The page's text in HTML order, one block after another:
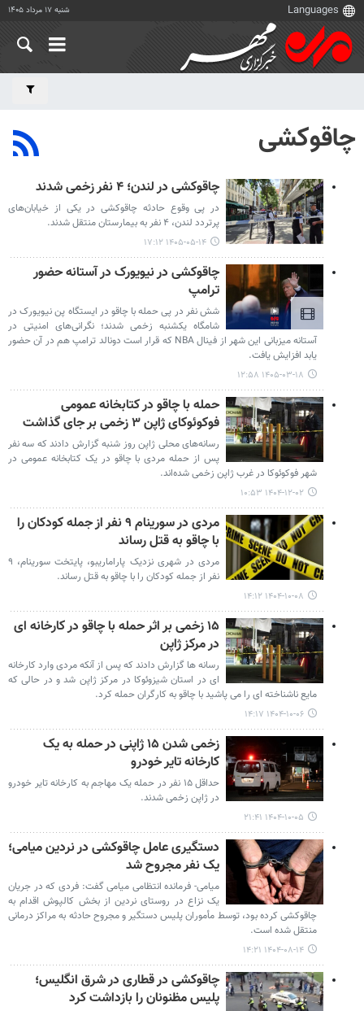
شنبه ۱۷ مرداد ۱۴۰۵
چاقوکشی
چاقوکشی در لندن؛ ۴ نفر زخمی شدند
در پی وقوع حادثه چاقوکشی در یکی از خیابان‌های
پرتردد لندن، ۴ نفر به بیمارستان منتقل شدند.
۱۴۰۵-۰۵-۱۴ ۱۷:۱۲
چاقوکشی در نیویورک در آستانه حضور
ترامپ
شش نفر در پی حمله با چاقو در ایستگاه پن نیویورک در
شامگاه یکشنبه زخمی شدند؛ نگرانی‌های امنیتی در
آستانه میزبانی این شهر از فینال NBA که قرار است دونالد ترامپ هم در آن حضور
یابد افزایش یافت.
۱۴۰۵-۰۳-۱۸ ۱۲:۵۸
حمله با چاقو در کتابخانه عمومی
فوکوئوکای ژاپن ۳ زخمی بر جای گذاشت
رسانه‌های محلی ژاپن روز شنبه گزارش دادند که سه نفر
پس از حمله مردی با چاقو در یک کتابخانه عمومی در
شهر فوکوئوکا در غرب ژاپن زخمی شده‌اند.
۱۴۰۴-۱۲-۰۲ ۱۰:۵۳
مردی در سورینام ۹ نفر از جمله کودکان را
با چاقو به قتل رساند
مردی در شهری نزدیک پاراماریبو، پایتخت سورینام، ۹
نفر از جمله کودکان را با چاقو به قتل رساند.
۱۴۰۴-۱۰-۰۸ ۱۴:۱۲
۱۵ زخمی بر اثر حمله با چاقو در کارخانه ای
در مرکز ژاپن
رسانه ها گزارش دادند که پس از آنکه مردی وارد کارخانه
ای در استان شیزوئوکا در مرکز ژاپن شد و در حالی که
مایع ناشناخته ای را می پاشید با چاقو به کارگران حمله کرد.
۱۴۰۴-۱۰-۰۶ ۱۴:۱۷
زخمی شدن ۱۵ ژاپنی در حمله به یک
کارخانه تایر خودرو
حداقل ۱۵ نفر در حمله یک مهاجم به کارخانه تایر خودرو
در ژاپن زخمی شدند.
۱۴۰۴-۱۰-۰۵ ۲۱:۴۱
دستگیری عامل چاقوکشی در نردین میامی؛
یک نفر مجروح شد
میامی- فرمانده انتظامی میامی گفت: فردی که در جریان
یک نزاع در روستای نردین از بخش کالپوش اقدام به
چاقوکشی کرده بود، توسط مأموران پلیس دستگیر و مجروح حادثه به مراکز درمانی
منتقل شده است.
۱۴۰۴-۰۸-۱۴ ۱۴:۲۱
چاقوکشی در قطاری در شرق انگلیس؛
پلیس مظنونان را بازداشت کرد